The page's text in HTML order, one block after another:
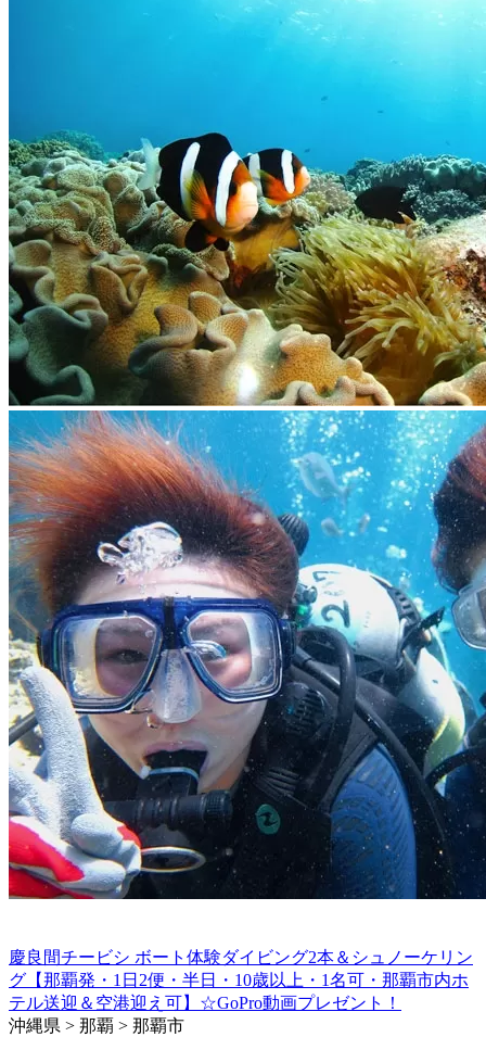
慶良間チービシ ボート体験ダイビング2本＆シュノーケリン
グ【那覇発・1日2便・半日・10歳以上・1名可・那覇市内ホ
テル送迎＆空港迎え可】☆GoPro動画プレゼント！
沖縄県 > 那覇 > 那覇市